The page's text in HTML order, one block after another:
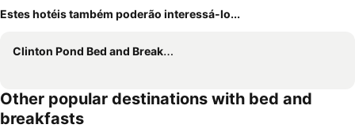
Estes hotéis também poderão interessá-lo...
Clinton Pond Bed and Breakfast
Other popular destinations with bed and
breakfasts